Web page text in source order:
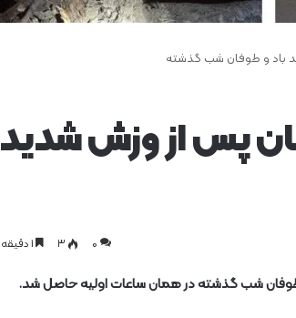
باد و طوفان شب گذشته
پس از وزش شدید
0 ۳
طوفان شب گذشته در همان ساعات اولیه حاصل شد.